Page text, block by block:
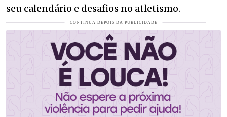
seu calendário e desafios no atletismo.